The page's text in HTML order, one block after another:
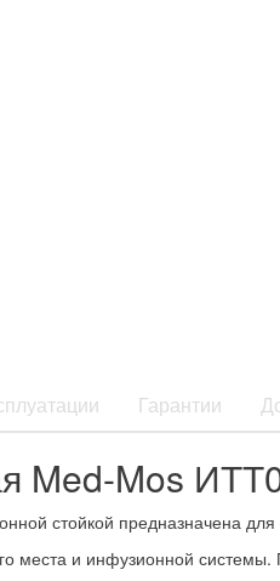
Гарантии
Med-Mos
стойкой предназначена
места и инфузионной